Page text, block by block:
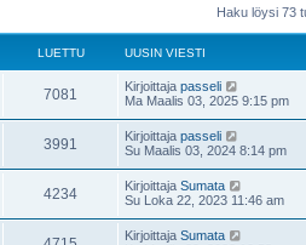
Haku löysi 73
LUETTU UUSIN VIESTI
7081
u
t
U
u
n
v
i
e
s
t
Kirjoittaja passeli
Ma Maalis 03, 2025 9:15 pm
3991
u
U
u
n
v
i
e
Kirjoittaja passeli
Su Maalis 03, 2024 8:14 pm
4234L
u
U
u
n
Kirjoittaja Sumata
Su Loka 22, 2023 11:46 am
U
Kirjoittaja Sumata